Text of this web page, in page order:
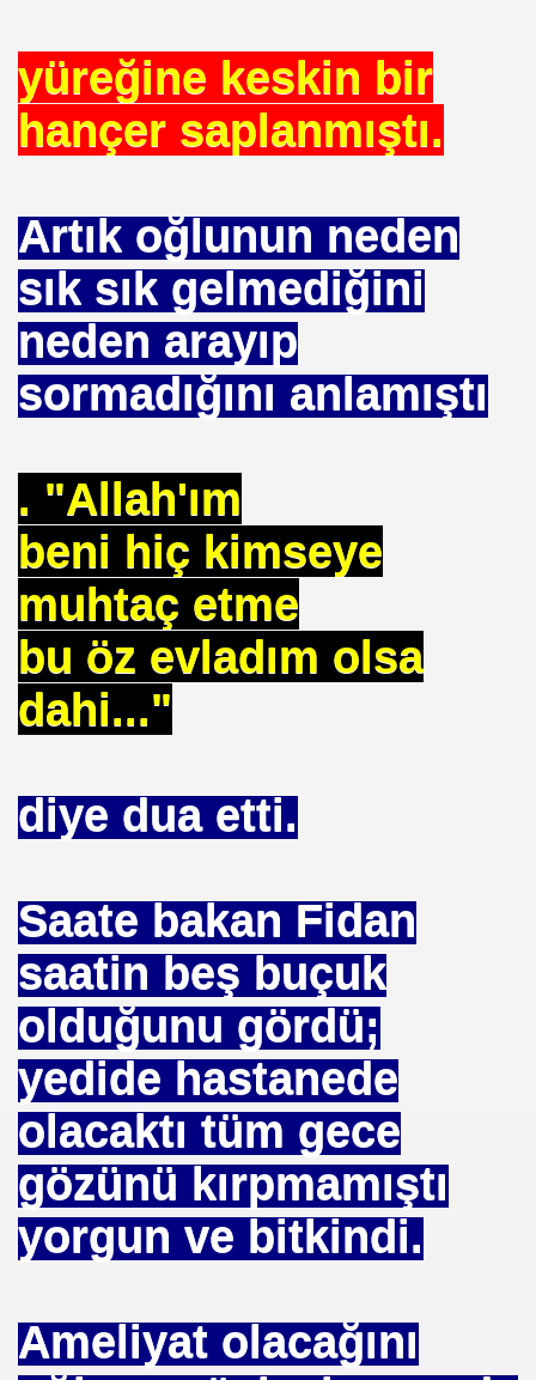
yüreğine keskin bir
hançer saplanmıştı.
Artık oğlunun neden
sık sık gelmediğini
neden arayıp
sormadığını anlamıştı
. "Allah'ım
beni hiç kimseye
muhtaç etme
bu öz evladım olsa
dahi..."
diye dua etti.
Saate bakan Fidan
saatin beş buçuk
olduğunu gördü;
yedide hastanede
olacaktı tüm gece
gözünü kırpmamıştı
yorgun ve bitkindi.
Ameliyat olacağını
MEDENİYET. MEDİT. Medeniyetler İttifakı Enstitüsü
.İNSANİ YARDIM VAKFI
MİLYON 76 MİLYONA BAKARMI
MUSEVIMI OLUR
YAPABILIR
ÖNLENEMEZ
ABDURRAHIM BARINA "sÖZÜ"
BENI KUCAKLAYAN ILK BEYAZ LIDER. ERBAKAN
ORUCU NEDIR
BIRINCISI SEÇTI
KRITERLERIMI KOPENHAĞ
EMRINDE. PROF KENAN DEMIRKOL
MERKEZI AÇILDI
MEHMET